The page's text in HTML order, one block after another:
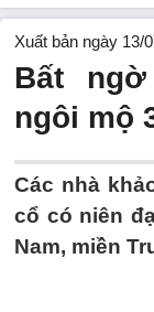
Xuất bản ngày 13/
Bất
ngôi mộ
Các nhà
cổ có niên
Nam, miền